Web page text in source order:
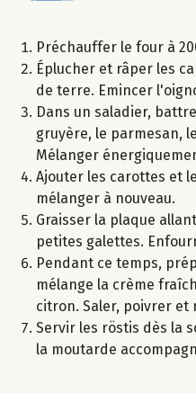
Préchauffer le four à
Éplucher et râper les
de terre. Emincer
Dans un saladier,
gruyère, le parmesan,
Mélanger
Ajouter les carottes et
mélanger à nouveau.
Graisser la plaque
petites galettes.
Pendant ce temps,
mélange la crème
citron. Saler, poivrer et
Servir les röstis dès la
la moutarde